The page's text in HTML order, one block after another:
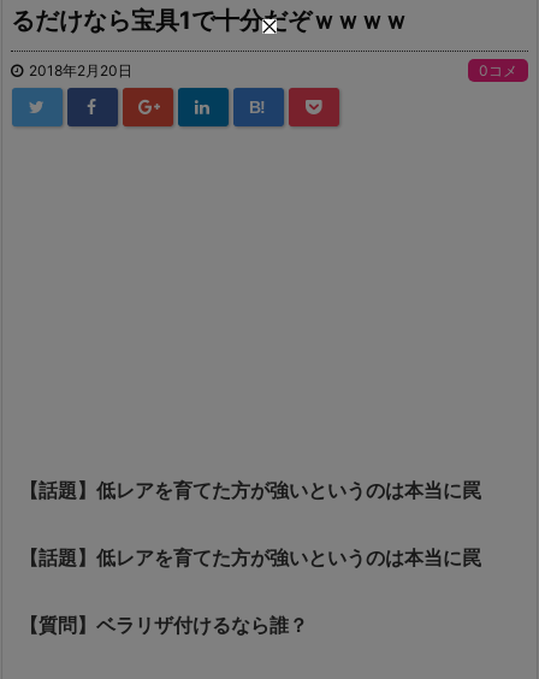
るだけなら宝具1で十分だぞｗｗｗｗ
2018年2月20日 0コメ
B!
【話題】低レアを育てた方が強いというのは本当に罠
【話題】低レアを育てた方が強いというのは本当に罠
【質問】ベラリザ付けるなら誰？